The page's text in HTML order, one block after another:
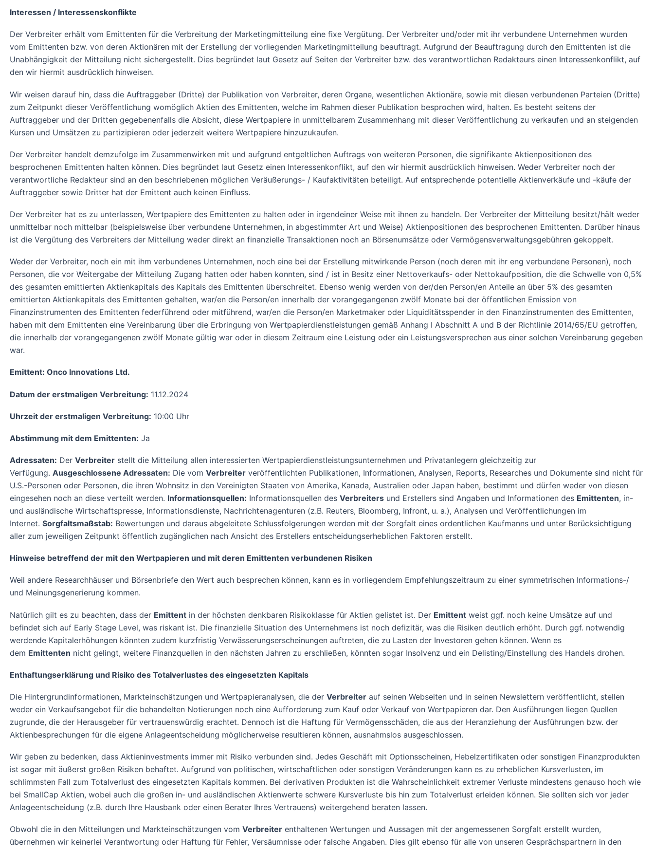
Interessen / Interessenskonflikte
Der Verbreiter erhält vom Emittenten für die Verbreitung der Marketingmitteilung eine fixe Vergütung. Der Verbreiter und/oder mit ihr verbundene Unternehmen wurden
vom Emittenten bzw. von deren Aktionären mit der Erstellung der vorliegenden Marketingmitteilung beauftragt. Aufgrund der Beauftragung durch den Emittenten ist die
Unabhängigkeit der Mitteilung nicht sichergestellt. Dies begründet laut Gesetz auf Seiten der Verbreiter bzw. des verantwortlichen Redakteurs einen Interessenkonflikt, auf
den wir hiermit ausdrücklich hinweisen.
Wir weisen darauf hin, dass die Auftraggeber (Dritte) der Publikation von Verbreiter, deren Organe, wesentlichen Aktionäre, sowie mit diesen verbundenen Parteien (Dritte)
zum Zeitpunkt dieser Veröffentlichung womöglich Aktien des Emittenten, welche im Rahmen dieser Publikation besprochen wird, halten. Es besteht seitens der
Auftraggeber und der Dritten gegebenenfalls die Absicht, diese Wertpapiere in unmittelbarem Zusammenhang mit dieser Veröffentlichung zu verkaufen und an steigenden
Kursen und Umsätzen zu partizipieren oder jederzeit weitere Wertpapiere hinzuzukaufen.
Der Verbreiter handelt demzufolge im Zusammenwirken mit und aufgrund entgeltlichen Auftrags von weiteren Personen, die signifikante Aktienpositionen des
besprochenen Emittenten halten können. Dies begründet laut Gesetz einen Interessenkonflikt, auf den wir hiermit ausdrücklich hinweisen. Weder Verbreiter noch der
verantwortliche Redakteur sind an den beschriebenen möglichen Veräußerungs- / Kaufaktivitäten beteiligt. Auf entsprechende potentielle Aktienverkäufe und -käufe der
Auftraggeber sowie Dritter hat der Emittent auch keinen Einfluss.
Der Verbreiter hat es zu unterlassen, Wertpapiere des Emittenten zu halten oder in irgendeiner Weise mit ihnen zu handeln. Der Verbreiter der Mitteilung besitzt/hält weder
unmittelbar noch mittelbar (beispielsweise über verbundene Unternehmen, in abgestimmter Art und Weise) Aktienpositionen des besprochenen Emittenten. Darüber hinaus
ist die Vergütung des Verbreiters der Mitteilung weder direkt an finanzielle Transaktionen noch an Börsenumsätze oder Vermögensverwaltungsgebühren gekoppelt.
Weder der Verbreiter, noch ein mit ihm verbundenes Unternehmen, noch eine bei der Erstellung mitwirkende Person (noch deren mit ihr eng verbundene Personen), noch
Personen, die vor Weitergabe der Mitteilung Zugang hatten oder haben konnten, sind / ist in Besitz einer Nettoverkaufs- oder Nettokaufposition, die die Schwelle von 0,5%
des gesamten emittierten Aktienkapitals des Kapitals des Emittenten überschreitet. Ebenso wenig werden von der/den Person/en Anteile an über 5% des gesamten
emittierten Aktienkapitals des Emittenten gehalten, war/en die Person/en innerhalb der vorangegangenen zwölf Monate bei der öffentlichen Emission von
Finanzinstrumenten des Emittenten federführend oder mitführend, war/en die Person/en Marketmaker oder Liquiditätsspender in den Finanzinstrumenten des Emittenten,
haben mit dem Emittenten eine Vereinbarung über die Erbringung von Wertpapierdienstleistungen gemäß Anhang I Abschnitt A und B der Richtlinie 2014/65/EU getroffen,
die innerhalb der vorangegangenen zwölf Monate gültig war oder in diesem Zeitraum eine Leistung oder ein Leistungsversprechen aus einer solchen Vereinbarung gegeben
war.
Emittent: Onco Innovations Ltd.
Datum der erstmaligen Verbreitung: 11.12.2024
Uhrzeit der erstmaligen Verbreitung: 10:00 Uhr
Abstimmung mit dem Emittenten: Ja
Adressaten: Der Verbreiter stellt die Mitteilung allen interessierten Wertpapierdienstleistungsunternehmen und Privatanlegern gleichzeitig zur
Verfügung. Ausgeschlossene Adressaten: Die vom Verbreiter veröffentlichten Publikationen, Informationen, Analysen, Reports, Researches und Dokumente sind nicht für
U.S.-Personen oder Personen, die ihren Wohnsitz in den Vereinigten Staaten von Amerika, Kanada, Australien oder Japan haben, bestimmt und dürfen weder von diesen
eingesehen noch an diese verteilt werden. Informationsquellen: Informationsquellen des Verbreiters und Erstellers sind Angaben und Informationen des Emittenten, in-
und ausländische Wirtschaftspresse, Informationsdienste, Nachrichtenagenturen (z.B. Reuters, Bloomberg, Infront, u. a.), Analysen und Veröffentlichungen im
Internet. Sorgfaltsmaßstab: Bewertungen und daraus abgeleitete Schlussfolgerungen werden mit der Sorgfalt eines ordentlichen Kaufmanns und unter Berücksichtigung
aller zum jeweiligen Zeitpunkt öffentlich zugänglichen nach Ansicht des Erstellers entscheidungserheblichen Faktoren erstellt.
Hinweise betreffend der mit den Wertpapieren und mit deren Emittenten verbundenen Risiken
Weil andere Researchhäuser und Börsenbriefe den Wert auch besprechen können, kann es in vorliegendem Empfehlungszeitraum zu einer symmetrischen Informations-/
und Meinungsgenerierung kommen.
Natürlich gilt es zu beachten, dass der Emittent in der höchsten denkbaren Risikoklasse für Aktien gelistet ist. Der Emittent weist ggf. noch keine Umsätze auf und
befindet sich auf Early Stage Level, was riskant ist. Die finanzielle Situation des Unternehmens ist noch defizitär, was die Risiken deutlich erhöht. Durch ggf. notwendig
werdende Kapitalerhöhungen könnten zudem kurzfristig Verwässerungserscheinungen auftreten, die zu Lasten der Investoren gehen können. Wenn es
dem Emittenten nicht gelingt, weitere Finanzquellen in den nächsten Jahren zu erschließen, könnten sogar Insolvenz und ein Delisting/Einstellung des Handels drohen.
Enthaftungserklärung und Risiko des Totalverlustes des eingesetzten Kapitals
Die Hintergrundinformationen, Markteinschätzungen und Wertpapieranalysen, die der Verbreiter auf seinen Webseiten und in seinen Newslettern veröffentlicht, stellen
weder ein Verkaufsangebot für die behandelten Notierungen noch eine Aufforderung zum Kauf oder Verkauf von Wertpapieren dar. Den Ausführungen liegen Quellen
zugrunde, die der Herausgeber für vertrauenswürdig erachtet. Dennoch ist die Haftung für Vermögensschäden, die aus der Heranziehung der Ausführungen bzw. der
Aktienbesprechungen für die eigene Anlageentscheidung möglicherweise resultieren können, ausnahmslos ausgeschlossen.
Wir geben zu bedenken, dass Aktieninvestments immer mit Risiko verbunden sind. Jedes Geschäft mit Optionsscheinen, Hebelzertifikaten oder sonstigen Finanzprodukten
ist sogar mit äußerst großen Risiken behaftet. Aufgrund von politischen, wirtschaftlichen oder sonstigen Veränderungen kann es zu erheblichen Kursverlusten, im
schlimmsten Fall zum Totalverlust des eingesetzten Kapitals kommen. Bei derivativen Produkten ist die Wahrscheinlichkeit extremer Verluste mindestens genauso hoch wie
bei SmallCap Aktien, wobei auch die großen in- und ausländischen Aktienwerte schwere Kursverluste bis hin zum Totalverlust erleiden können. Sie sollten sich vor jeder
Anlageentscheidung (z.B. durch Ihre Hausbank oder einen Berater Ihres Vertrauens) weitergehend beraten lassen.
Obwohl die in den Mitteilungen und Markteinschätzungen vom Verbreiter enthaltenen Wertungen und Aussagen mit der angemessenen Sorgfalt erstellt wurden,
übernehmen wir keinerlei Verantwortung oder Haftung für Fehler, Versäumnisse oder falsche Angaben. Dies gilt ebenso für alle von unseren Gesprächspartnern in den